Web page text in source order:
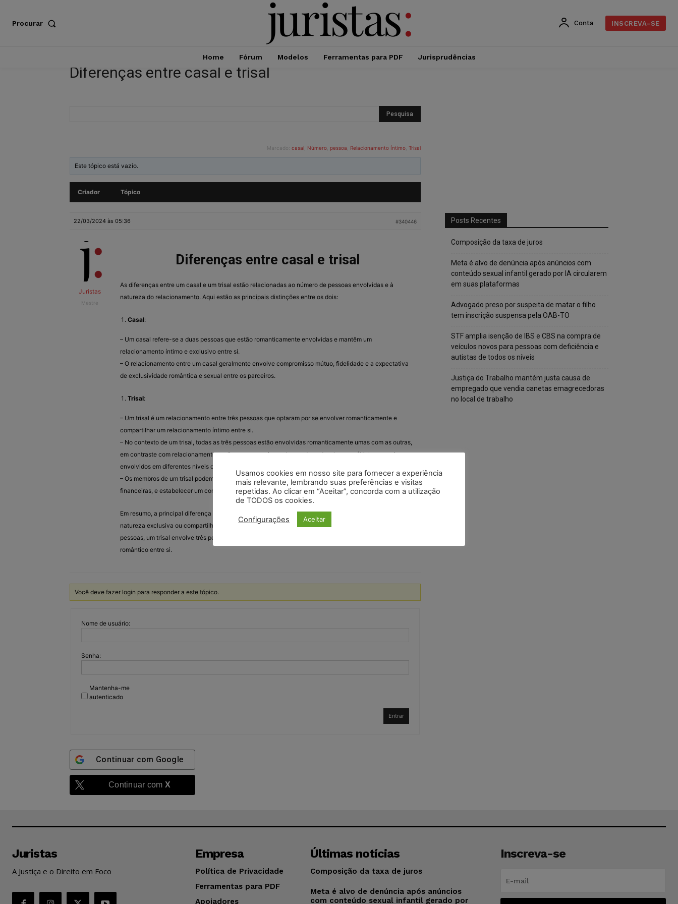
Procurar Conta INSCREVA-SE
Home Fórum Modelos Ferramentas para PDF Jurisprudências
Diferenças entre casal e trisal
Marcado: casal Número pessoa Relacionamento Íntimo Trisal
Este tópico está vazio.
Criador Tópico
22/03/2024 às 05:36 #340446
Juristas
Mestre
Diferenças entre casal e trisal
As diferenças entre um casal e um trisal estão relacionadas ao número de pessoas envolvidas e à
natureza do relacionamento. Aqui estão as principais distinções entre os dois:
Casal:
– Um casal refere-se a duas pessoas que estão romanticamente envolvidas e mantêm um
relacionamento íntimo e exclusivo entre si.
– O relacionamento entre um casal geralmente envolve compromisso mútuo, fidelidade e a expectativa
de exclusividade romântica e sexual entre os parceiros.
Trisal:
– Um trisal é um relacionamento entre três pessoas que optaram por se envolver romanticamente e
compartilhar um relacionamento íntimo entre si.
– No contexto de um trisal, todas as três pessoas estão envolvidas romanticamente umas com as outras,
em contraste com relacionamentos poliamorosos mais amplos, onde podem haver múltiplos parceiros
envolvidos em diferentes níveis de intimidade.
– Os membros de um trisal podem optar por viver juntos, compartilhar responsabilidades domésticas e
financeiras, e estabelecer um compromisso mútuo semelhante ao de um casal tradicional.
Em resumo, a principal diferença entre um casal e um trisal está no número de pessoas envolvidas e na
natureza exclusiva ou compartilhada do relacionamento. Enquanto um casal é composto por duas
pessoas, um trisal envolve três pessoas que optaram por compartilhar um relacionamento íntimo e
romântico entre si.
Você deve fazer login para responder a este tópico.
Nome de usuário:
Senha:
Mantenha-me
autenticado
Entrar
Continuar com Google
Continuar com X
Posts Recentes
Composição da taxa de juros
Meta é alvo de denúncia após anúncios com
conteúdo sexual infantil gerado por IA circularem
em suas plataformas
Advogado preso por suspeita de matar o filho
tem inscrição suspensa pela OAB-TO
STF amplia isenção de IBS e CBS na compra de
veículos novos para pessoas com deficiência e
autistas de todos os níveis
Justiça do Trabalho mantém justa causa de
empregado que vendia canetas emagrecedoras
no local de trabalho
Juristas
A Justiça e o Direito em Foco
Empresa
Política de Privacidade
Ferramentas para PDF
Apoiadores
Últimas notícias
Composição da taxa de juros
Meta é alvo de denúncia após anúncios
com conteúdo sexual infantil gerado por
Inscreva-se
Usamos cookies em nosso site para fornecer a experiência
mais relevante, lembrando suas preferências e visitas
repetidas. Ao clicar em “Aceitar”, concorda com a utilização
de TODOS os cookies.
Configurações Aceitar